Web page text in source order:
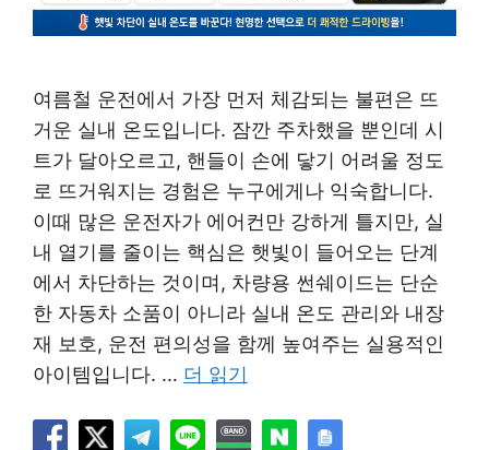
여름철 운전에서 가장 먼저 체감되는 불편은 뜨
거운 실내 온도입니다. 잠깐 주차했을 뿐인데 시
트가 달아오르고, 핸들이 손에 닿기 어려울 정도
로 뜨거워지는 경험은 누구에게나 익숙합니다.
이때 많은 운전자가 에어컨만 강하게 틀지만, 실
내 열기를 줄이는 핵심은 햇빛이 들어오는 단계
에서 차단하는 것이며, 차량용 썬쉐이드는 단순
한 자동차 소품이 아니라 실내 온도 관리와 내장
재 보호, 운전 편의성을 함께 높여주는 실용적인
아이템입니다. … 더 읽기